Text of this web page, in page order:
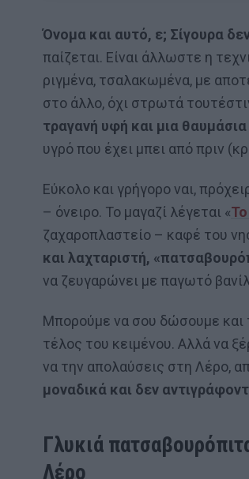
Όνομα και αυτό, ε; Σίγουρα
παίζεται. Είναι άλλωστε η
ριγμένα, τσαλακωμένα, με
στο άλλο, όχι στρωτά
τραγανή υφή και μια
υγρό που έχει μπει από πριν
Εύκολο και γρήγορο ναι,
– όνειρο. Το μαγαζί λέγεται «
ζαχαροπλαστείο – καφέ του
και λαχταριστή,
να ζευγαρώνει με παγωτό
Μπορούμε να σου δώσουμε και
τέλος του κειμένου. Αλλά να
να την απολαύσεις στη Λέρο,
μοναδικά και δεν
Γλυκιά
Λέρο